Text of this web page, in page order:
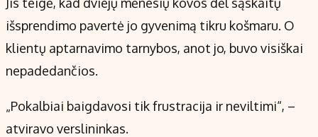
išsprendimo pavertė jo gyvenimą tikru košmaru. O
klientų aptarnavimo tarnybos, anot jo, buvo visiškai
nepadedančios.
„Pokalbiai baigdavosi tik frustracija ir neviltimi“, –
atviravo verslininkas.